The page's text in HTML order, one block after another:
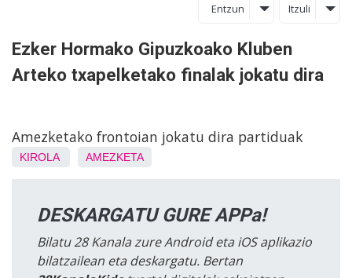
Entzun Itzuli
Ezker Hormako Gipuzkoako Kluben
Arteko txapelketako finalak jokatu dira
Amezketako frontoian jokatu dira partiduak
KIROLA AMEZKETA
DESKARGATU GURE APPa!
Bilatu 28 Kanala zure Android eta iOS aplikazio
bilatzailean eta deskargatu. Bertan